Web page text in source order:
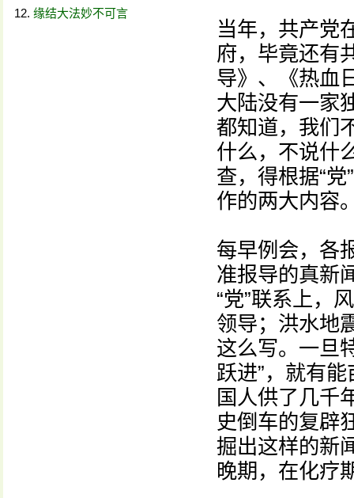
缘结大法妙不可言
当年，共产党
府，毕竟还有
导》、《热血
大陆没有一家
都知道，我们
什么，不说什
查，得根据“
作的两大内容
每早例会，各
准报导的真新
“党”联系上，
领导；洪水地
这么写。一旦
跃进”，就有
国人供了几千
史倒车的复辟
掘出这样的新
晚期，在化疗